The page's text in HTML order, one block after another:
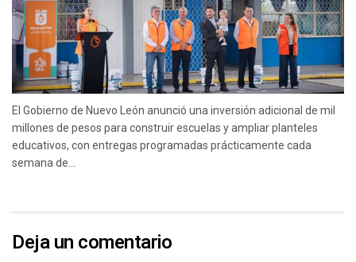
El Gobierno de Nuevo León anunció una inversión adicional de mil
millones de pesos para construir escuelas y ampliar planteles
educativos, con entregas programadas prácticamente cada
semana de...
Deja un comentario